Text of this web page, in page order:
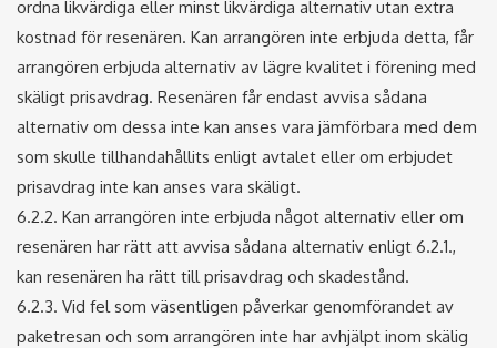
ordna likvärdiga eller minst likvärdiga alternativ utan extra
kostnad för resenären. Kan arrangören inte erbjuda detta, får
arrangören erbjuda alternativ av lägre kvalitet i förening med
skäligt prisavdrag. Resenären får endast avvisa sådana
alternativ om dessa inte kan anses vara jämförbara med dem
som skulle tillhandahållits enligt avtalet eller om erbjudet
prisavdrag inte kan anses vara skäligt.
6.2.2. Kan arrangören inte erbjuda något alternativ eller om
resenären har rätt att avvisa sådana alternativ enligt 6.2.1.,
kan resenären ha rätt till prisavdrag och skadestånd.
6.2.3. Vid fel som väsentligen påverkar genomförandet av
paketresan och som arrangören inte har avhjälpt inom skälig